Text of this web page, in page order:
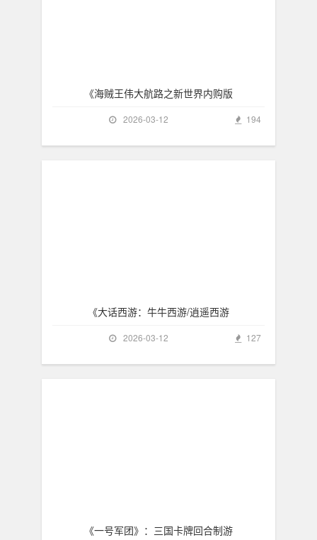
《海贼王伟大航路之新世界内购版
2026-03-12 194
《大话西游：牛牛西游/逍遥西游
2026-03-12 127
《一号军团》：三国卡牌回合制游